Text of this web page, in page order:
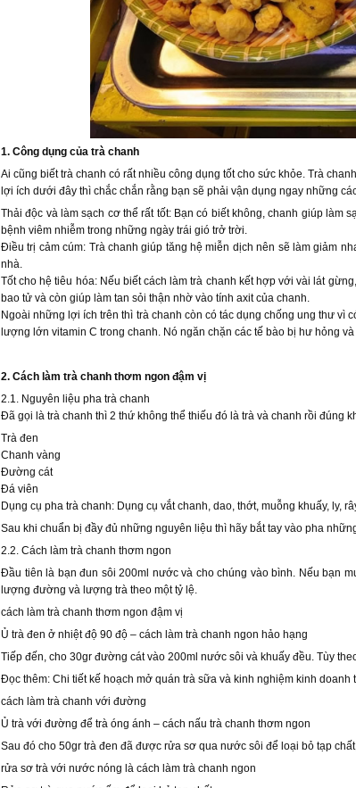
1. Công dụng của trà chanh
Ai cũng biết trà chanh có rất nhiều công dụng tốt cho sức khỏe. Trà
lợi ích dưới đây thì chắc chắn rằng bạn sẽ phải vận dụng ngay những
Thải độc và làm sạch cơ thể rất tốt: Bạn có biết không, chanh giúp làm
bệnh viêm nhiễm trong những ngày trái gió trở trời.
Điều trị cảm cúm: Trà chanh giúp tăng hệ miễn dịch nên sẽ làm giảm
nhà.
Tốt cho hệ tiêu hóa: Nếu biết cách làm trà chanh kết hợp với vài lát
bao tử và còn giúp làm tan sỏi thận nhờ vào tính axit của chanh.
Ngoài những lợi ích trên thì trà chanh còn có tác dụng chống ung thư
lượng lớn vitamin C trong chanh. Nó ngăn chặn các tế bào bị hư hỏng
2. Cách làm trà chanh thơm ngon đậm vị
2.1. Nguyên liệu pha trà chanh
Đã gọi là trà chanh thì 2 thứ không thể thiếu đó là trà và chanh rồi đúng
Trà đen
Chanh vàng
Đường cát
Đá viên
Dụng cụ pha trà chanh: Dụng cụ vắt chanh, dao, thớt, muỗng khuấy, ly,
Sau khi chuẩn bị đầy đủ những nguyên liệu thì hãy bắt tay vào pha
2.2. Cách làm trà chanh thơm ngon
Đầu tiên là bạn đun sôi 200ml nước và cho chúng vào bình. Nếu bạn
lượng đường và lượng trà theo một tỷ lệ.
cách làm trà chanh thơm ngon đậm vị
Ủ trà đen ở nhiệt độ 90 độ – cách làm trà chanh ngon hảo hạng
Tiếp đến, cho 30gr đường cát vào 200ml nước sôi và khuấy đều. Tùy
Đọc thêm: Chi tiết kế hoạch mở quán trà sữa và kinh nghiệm kinh doanh
cách làm trà chanh với đường
Ủ trà với đường để trà óng ánh – cách nấu trà chanh thơm ngon
Sau đó cho 50gr trà đen đã được rửa sơ qua nước sôi để loại bỏ tạp
rửa sơ trà với nước nóng là cách làm trà chanh ngon